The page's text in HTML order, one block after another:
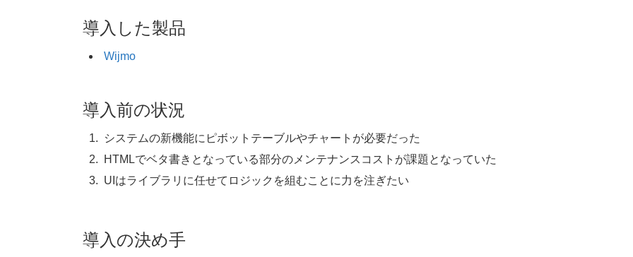
導入した製品
Wijmo
導入前の状況
システムの新機能にピボットテーブルやチャートが必要だった
HTMLでベタ書きとなっている部分のメンテナンスコストが課題となっていた
UIはライブラリに任せてロジックを組むことに力を注ぎたい
導入の決め手